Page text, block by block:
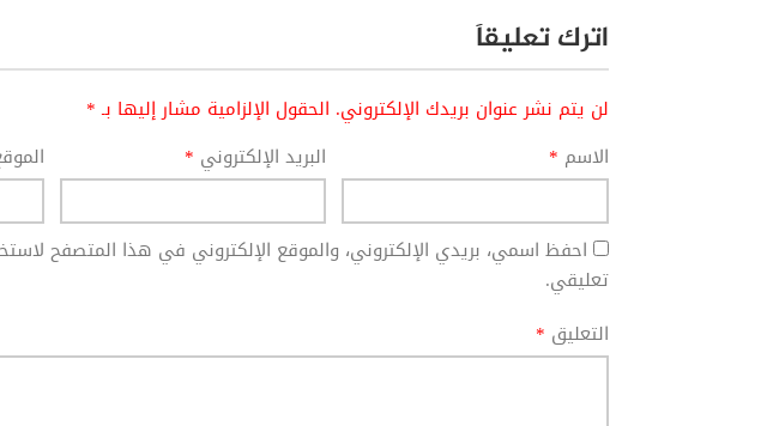
اترك تعليقاً
لن يتم نشر عنوان بريدك الإلكتروني. الحقول الإلزامية مشار إليها بـ*
الاسم * البريد الإلكتروني *
احفظ اسمي، بريدي الإلكتروني، والموقع الإلكتروني في هذا المتصفح
تعليقي.
التعليق *